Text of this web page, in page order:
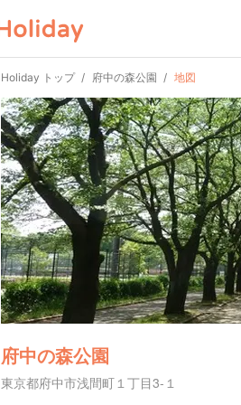
Holiday トップ 府中の森公園 地図
府中の森公園
東京都府中市浅間町１丁目3-１